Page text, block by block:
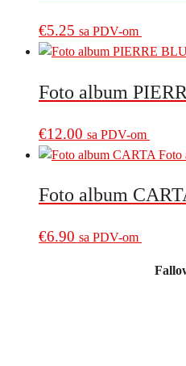
€5.25 sa PDV-om
Foto album
€12.00 sa PDV-om
Foto album
€6.90 sa PDV-om